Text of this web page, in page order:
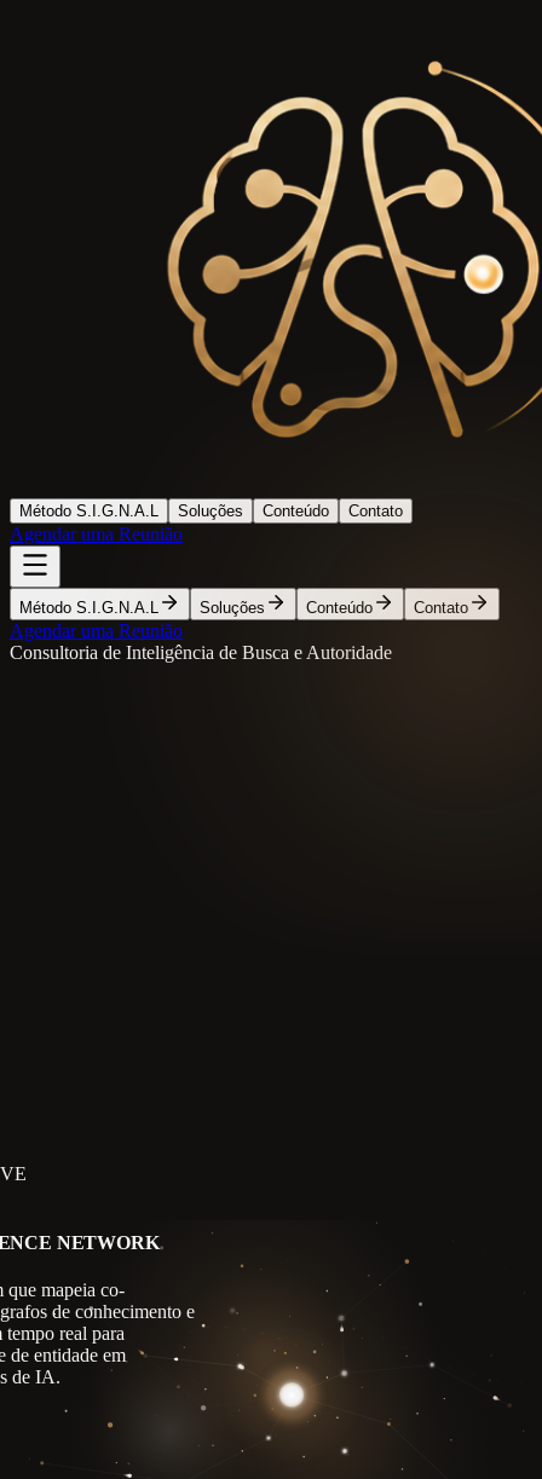
Método S.I.G.N.A.L Soluções Conteúdo Contato
Agendar uma Reunião
Método S.I.G.N.A.L Soluções Conteúdo Contato
Agendar uma Reunião
Consultoria de Inteligência de Busca e Autoridade
NETWORK
que mapeia co-
de conhecimento e
tempo real para
de entidade em
de IA.